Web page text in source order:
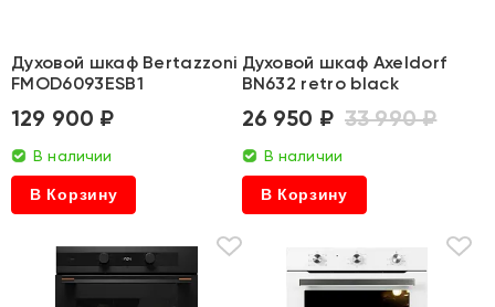
Духовой шкаф Bertazzoni
FMOD6093ESB1
129 900 ₽
В наличии
В Корзину
Духовой шкаф Axeldorf
BN632 retro black
26 950 ₽ 33 990 ₽
В наличии
В Корзину